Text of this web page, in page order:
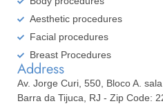
Aesthetic procedures
Facial procedures
Breast Procedures
Address
Av. Jorge Curi, 550, Bloco A. sala
Barra da Tijuca, RJ - Zip Code: